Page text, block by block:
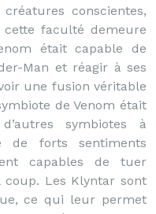
conscientes,
cette faculté demeure
était capable de
Man et réagir à ses
une fusion véritable
de Venom était
symbiotes à
de forts sentiments
capables de tuer
coup. Les Klyntar sont
ce qui leur permet